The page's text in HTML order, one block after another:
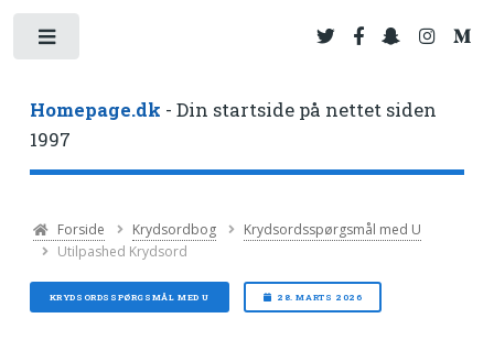
Homepage.dk - Din startside på nettet siden
1997
Forside Krydsordbog
Krydsordsspørgsmål med U
Utilpashed Krydsord
KRYDSORDSSPØRGSMÅL MED U 28. MARTS 2026